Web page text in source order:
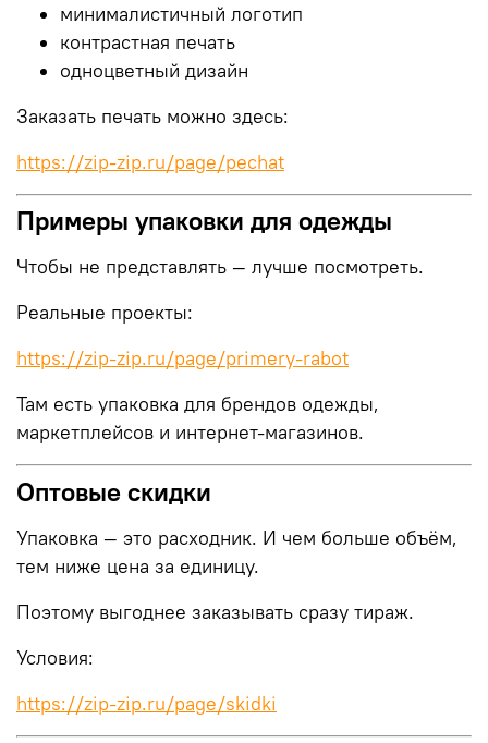
минималистичный логотип
контрастная печать
одноцветный дизайн
Заказать печать можно здесь:
https://zip-zip.ru/page/pechat
Примеры упаковки для одежды
Чтобы не представлять — лучше посмотреть.
Реальные проекты:
https://zip-zip.ru/page/primery-rabot
Там есть упаковка для брендов одежды,
маркетплейсов и интернет-магазинов.
Оптовые скидки
Упаковка — это расходник. И чем больше объём,
тем ниже цена за единицу.
Поэтому выгоднее заказывать сразу тираж.
Условия:
https://zip-zip.ru/page/skidki